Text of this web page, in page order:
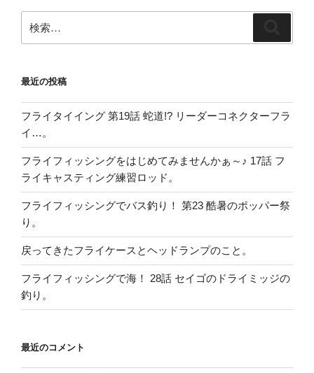
索:
索
最近の投稿
フライタイイング 第19話 蛇道!? リーダーコネクターフラ
イ…。
フライフィッシングをはじめてみませんかぁ～♪ 17話 フ
ライキャスティング練習ロッド。
フライフィッシングでバス釣り！ 第23 酷暑のポッパー祭
り。
戻ってきたフライケースとヘッドランプのこと。
フライフィッシングで海！ 28話 セイゴのドライミッジの
釣り。
最近のコメント